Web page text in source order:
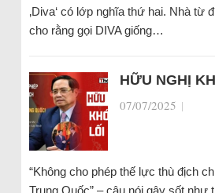
‚Diva‘ có lớp nghĩa thứ hai. Nhà từ
cho rằng gọi DIVA giống…
HỮU NGHỊ
07/07/2025 |
“Không cho phép thế lực thù địch
Trung Quốc” – câu nói gây sốt như